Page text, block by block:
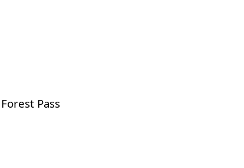
Pass